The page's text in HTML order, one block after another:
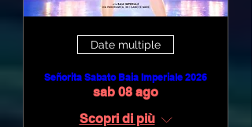
Date multiple
Señorita Sabato Baia Imperiale 2026
sab 08 ago
Scopri di più